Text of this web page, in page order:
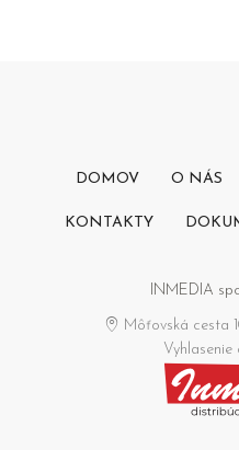
DOMOV O NÁS
KONTAKTY
INMEDIA
Môťovská cesta